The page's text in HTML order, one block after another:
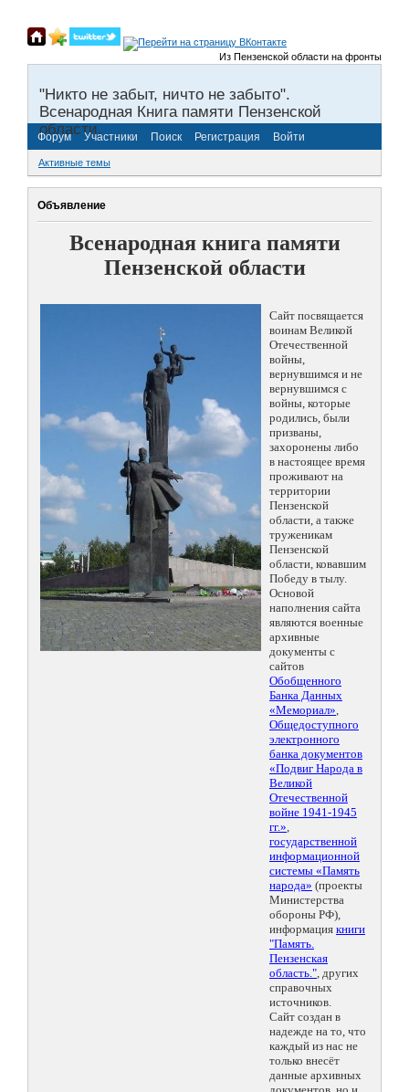
Из Пензенской области на фронты
"Никто не забыт, ничто не забыто".
Всенародная Книга памяти Пензенской
области.
Форум Участники Поиск Регистрация Войти
Активные темы
Объявление
Всенародная книга памяти
Пензенской области
Сайт посвящается
воинам Великой
Отечественной
войны,
вернувшимся и не
вернувшимся с
войны, которые
родились, были
призваны,
захоронены либо
в настоящее время
проживают на
территории
Пензенской
области, а также
труженикам
Пензенской
области, ковавшим
Победу в тылу.
Основой
наполнения сайта
являются военные
архивные
документы с
сайтов
Обобщенного
Банка Данных
«Мемориал»,
Общедоступного
электронного
банка документов
«Подвиг Народа в
Великой
Отечественной
войне 1941-1945
гг.»,
государственной
информационной
системы «Память
народа» (проекты
Министерства
обороны РФ),
информация книги
"Память.
Пензенская
область.", других
справочных
источников.
Сайт создан в
надежде на то, что
каждый из нас не
только внесёт
данные архивных